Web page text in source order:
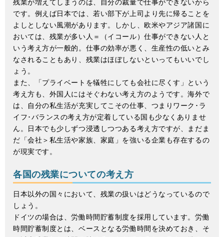
残業が増えてしまうのは、自分の裁量で仕事ができないから
です。例えば日本では、若い部下が上司より先に帰ることを
よしとしない風潮があります。しかし、欧米やアジア諸国に
おいては、残業が多い人＝（イコール）仕事ができない人と
いう考え方が一般的。仕事の効率が悪く、生産性の低いとみ
なされることもあり、残業はほぼしないといってもいいでし
ょう。
また、「プライベートを犠牲にしても会社に尽くす」という
考え方も、外国人にはそぐわない考え方のようです。海外で
は、自分の私生活が充実してこその仕事、つまりワーク･ラ
イフ･バランスの考え方が定着している国も少なくありませ
ん。日本でも少しずつ浸透しつつある考え方ですが、まだま
だ「会社＞私生活や家族、家庭」を強いる企業も存在するの
が現実です。
各国の残業についての考え方
日本以外の国々において、残業の扱いはどうなっているので
しょう。
ドイツの場合は、労働時間貯蓄制度を採用しています。労働
時間貯蓄制度とは、ベースとなる労働時間を決めておき、そ